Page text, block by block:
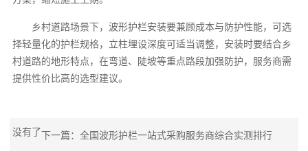
乡村道路场景下，波形护栏安装要兼顾成本与防护性能，可选
择轻量化的护栏规格，立柱埋设深度可适当调整，安装时要结合乡
村道路的地形特点，在弯道、陡坡等重点路段加强防护，服务商需
提供性价比高的选型建议。
没有了下一篇：全国波形护栏一站式采购服务商综合实测排行